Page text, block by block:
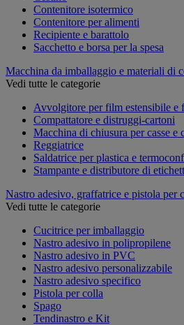
Contenitore isotermico
Contenitore per alimenti
Recipiente e barattolo
Sacchetto e borsa per la spesa
Macchina da imballaggio e materiali di
Vedi tutte le categorie
Avvolgitore per film estensibile e
Compattatore e distruggi-cartoni
Macchina di chiusura per casse e
Reggiatrice
Saldatrice per plastica e
Stampante e distributore di
Nastro adesivo, graffatrice e pistola per
Vedi tutte le categorie
Cucitrice per imballaggio
Nastro adesivo in polipropilene
Nastro adesivo in PVC
Nastro adesivo personalizzabile
Nastro adesivo specifico
Pistola per colla
Spago
Tendinastro e Kit